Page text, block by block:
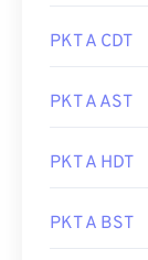
PKT A CDT
PKT A AST
PKT A HDT
PKT A BST